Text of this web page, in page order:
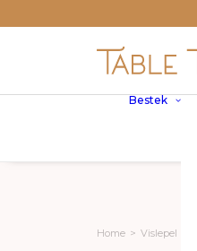
Bestek
Home > Vislepel